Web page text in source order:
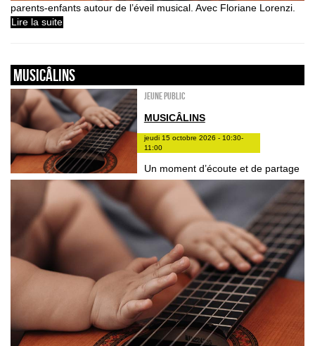
parents-enfants autour de l’éveil musical. Avec Floriane Lorenzi.
Lire la suite
Musicâlins
Jeune public
MUSICÂLINS
jeudi 15 octobre 2026 - 10:30-
11:00
Un moment d’écoute et de partage